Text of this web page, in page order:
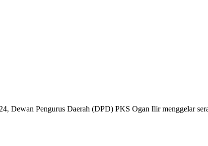
Pengurus Daerah (DPD) PKS Ogan Ilir menggelar